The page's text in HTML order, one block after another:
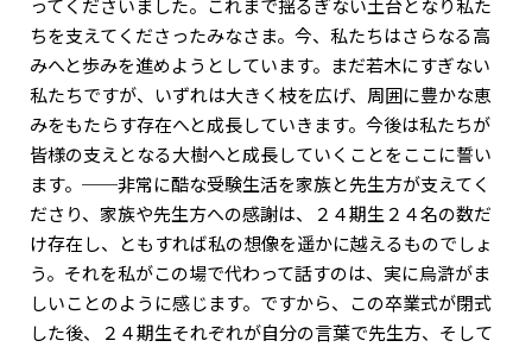
ちを支えてくださったみなさま。今、私たちはさらなる高
みへと歩みを進めようとしています。まだ若木にすぎない
私たちですが、いずれは大きく枝を広げ、周囲に豊かな恵
みをもたらす存在へと成長していきます。今後は私たちが
皆様の支えとなる大樹へと成長していくことをここに誓い
ます。──非常に酷な受験生活を家族と先生方が支えてく
ださり、家族や先生方への感謝は、２４期生２４名の数だ
け存在し、ともすれば私の想像を遥かに越えるものでしょ
う。それを私がこの場で代わって話すのは、実に烏滸がま
しいことのように感じます。ですから、この卒業式が閉式
した後、２４期生それぞれが自分の言葉で先生方、そして